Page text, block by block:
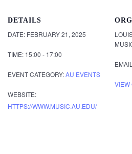
DETAILS
DATE: FEBRUARY 21, 2025
TIME: 15:00 - 17:00
EVENT CATEGORY:AU EVENTS
WEBSITE:
HTTPS://WWW.MUSIC.AU.EDU/
EMAIL
VIEW